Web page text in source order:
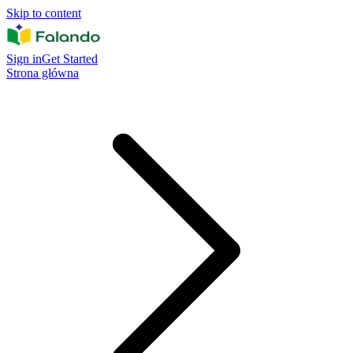
Skip to content
Sign inGet Started
Strona główna